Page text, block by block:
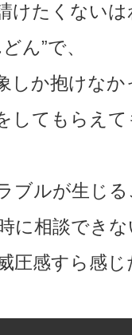
けたくない
ん”で、
しか抱けな
してもらえ
ブルが生じ
に相談でき
圧感すら感